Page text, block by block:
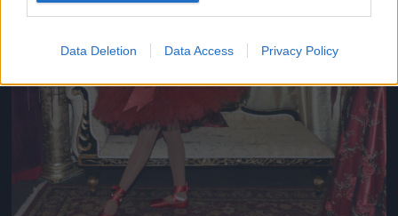
Data Deletion Data Access Privacy Policy